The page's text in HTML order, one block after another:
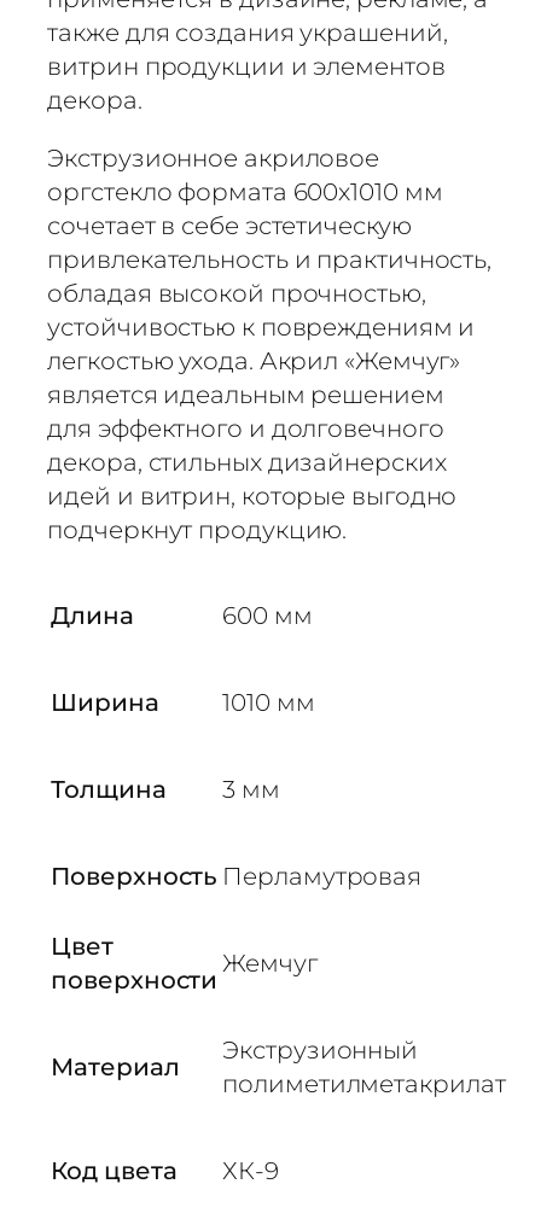
а
Д
и
з
й
н
е
р
к
о
е
о
р
г
с
т
л
м
е
а
у
т
K
Ж
также для создания украшений,
витрин продукции и элементов
декора.
Экструзионное акриловое
оргстекло формата 600х1010 мм
сочетает в себе эстетическую
привлекательность и практичность,
обладая высокой прочностью,
устойчивостью к повреждениям и
легкостью ухода. Акрил «Жемчуг»
является идеальным решением
для эффектного и долговечного
декора, стильных дизайнерских
идей и витрин, которые выгодно
подчеркнут продукцию.
Длина 600 мм
Ширина 1010 мм
Толщина 3 мм
Поверхность Перламутровая
Цвет
поверхности
Жемчуг
Материал
Экструзионный
полиметилметакрилат
Код цвета ХК-9